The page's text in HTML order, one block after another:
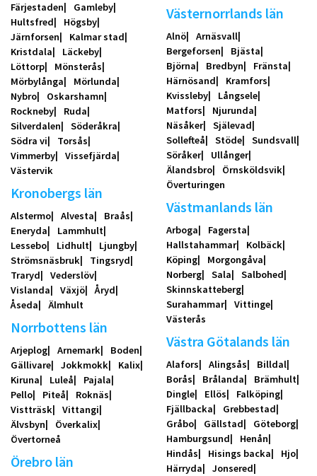
Färjestaden
Gamleby
Hultsfred
Högsby
Järnforsen
Kalmar stad
Kristdala
Läckeby
Löttorp
Mönsterås
Mörbylånga
Mörlunda
Nybro
Oskarshamn
Rockneby
Ruda
Silverdalen
Söderåkra
Södra vi
Torsås
Vimmerby
Vissefjärda
Västervik
Kronobergs län
Alstermo Alvesta
Braås
Eneryda
Lammhult
Lessebo
Lidhult
Ljungby
Strömsnäsbruk
Tingsryd
Traryd
Vederslöv
Vislanda
Växjö
Åryd
Åseda
Älmhult
Norrbottens län
Arjeplog Arnemark
Boden
Gällivare
Jokkmokk
Kalix
Kiruna
Luleå
Pajala
Pello
Piteå
Roknäs
Vistträsk
Vittangi
Älvsbyn
Överkalix
Övertorneå
Örebro län
Västernorrlands län
Alnö
Arnäsvall
Bergeforsen
Bjästa
Björna
Bredbyn
Fränsta
Härnösand
Kramfors
Kvissleby
Långsele
Matfors
Njurunda
Näsåker
Själevad
Sollefteå
Stöde
Sundsvall
Söråker
Ullånger
Älandsbro
Örnsköldsvik
Överturingen
Västmanlands län
Arboga
Fagersta
Hallstahammar
Kolbäck
Köping
Morgongåva
Norberg
Sala
Salbohed
Skinnskatteberg
Surahammar
Vittinge
Västerås
Västra Götalands län
Alafors Alingsås
Billdal
Borås
Brålanda
Brämhult
Dingle
Ellös
Falköping
Fjällbacka
Grebbestad
Gråbo
Gällstad
Göteborg
Hamburgsund
Henån
Hindås
Hisings backa
Hjo
Härryda
Jonsered